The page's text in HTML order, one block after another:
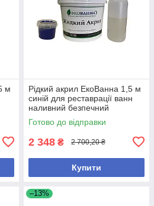
м
Рідкий акрил ЕкоВанна 1,5 м
синій для реставрації ванн
наливний безпечний
антибактеріальний
Готово до відправки
2 348 ₴ 2 700,20 ₴
Купити
–13%